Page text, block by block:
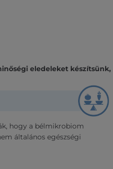
eledeleket készítsünk,
hogy a bélmikrobiom
általános egészségi